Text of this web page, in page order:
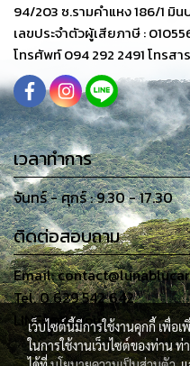
94/203 ซ.รามคำแหง 186/1 มิน
เลขประจำตัวผู้เสียภาษี :
โทรศัพท์ 094 292 2491 โทรสา
เวลาทำการ
จันทร์ - ศุกร์ : 9.30 - 17.30
ติดต่อสอบถาม
Email:
Tel. 0 629 542 642
LINE: @pugpui
เว็บไซต์นี้มีการใช้งานคุกกี้ เพื่
ในการใช้งานเว็บไซต์ของท่าน